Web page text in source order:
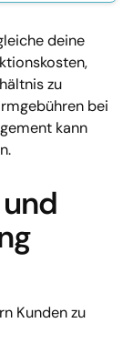
deine
zu
bei
kann
Kunden zu